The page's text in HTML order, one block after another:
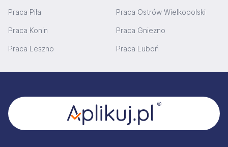
Praca Piła Praca Ostrów Wielkopolski
Praca Konin Praca Gniezno
Praca Leszno Praca Luboń